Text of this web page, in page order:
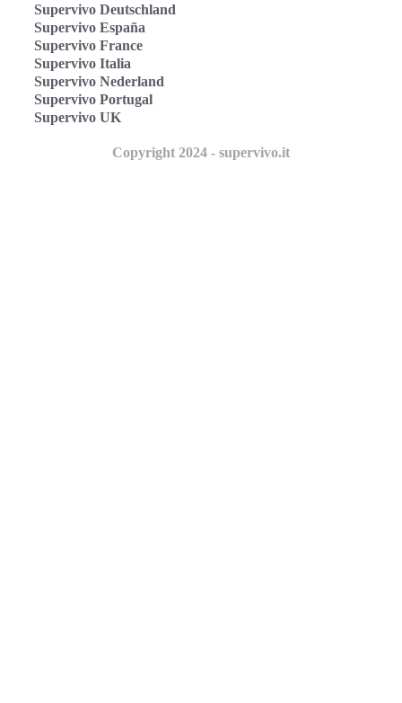
Supervivo Deutschland
Supervivo España
Supervivo France
Supervivo Italia
Supervivo Nederland
Supervivo Portugal
Supervivo UK
Copyright 2024 - supervivo.it